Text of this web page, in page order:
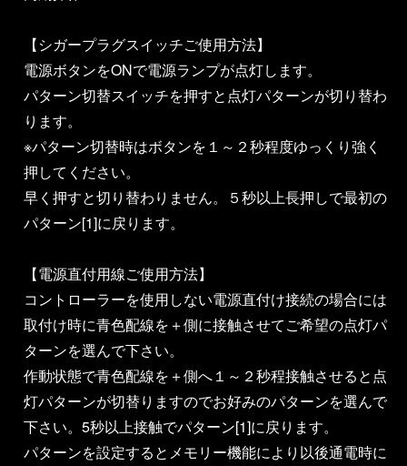
【シガープラグスイッチご使用方法】
電源ボタンをONで電源ランプが点灯します。
パターン切替スイッチを押すと点灯パターンが切り替わ
ります。
※パターン切替時はボタンを１～２秒程度ゆっくり強く
押してください。
早く押すと切り替わりません。５秒以上長押しで最初の
パターン[1]に戻ります。
【電源直付用線ご使用方法】
コントローラーを使用しない電源直付け接続の場合には
取付け時に青色配線を＋側に接触させてご希望の点灯パ
ターンを選んで下さい。
作動状態で青色配線を＋側へ１～２秒程接触させると点
灯パターンが切替りますのでお好みのパターンを選んで
下さい。5秒以上接触でパターン[1]に戻ります。
パターンを設定するとメモリー機能により以後通電時に